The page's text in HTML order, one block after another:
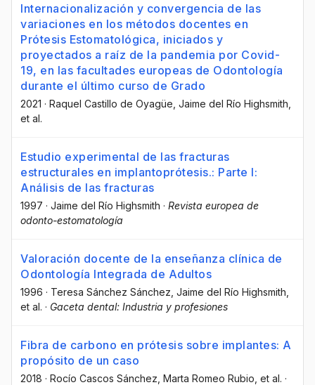
Internacionalización y convergencia de las
variaciones en los métodos docentes en
Prótesis Estomatológica, iniciados y
proyectados a raíz de la pandemia por Covid-
19, en las facultades europeas de Odontología
durante el último curso de Grado
2021 · Raquel Castillo de Oyagüe , Jaime del Río Highsmith
et al.
Estudio experimental de las fracturas
estructurales en implantoprótesis.: Parte I:
Análisis de las fracturas
1997 · Jaime del Río Highsmith · Revista europea de
odonto-estomatología
Valoración docente de la enseñanza clínica de
Odontología Integrada de Adultos
1996 · Teresa Sánchez Sánchez , Jaime del Río Highsmith
et al. · Gaceta dental: Industria y profesiones
Fibra de carbono en prótesis sobre implantes: A
propósito de un caso
2018 · Rocío Cascos Sánchez , Marta Romeo Rubio , et al. ·